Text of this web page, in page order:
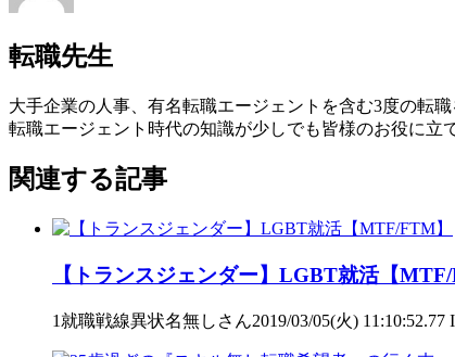
転職先生
大手企業の人事、有名転職エージェントを含む3度の転
転職エージェント時代の知識が少しでも皆様のお役に立
関連する記事
【トランスジェンダー】LGBT就活【MTF/
1就職戦線異状名無しさん2019/03/05(火)